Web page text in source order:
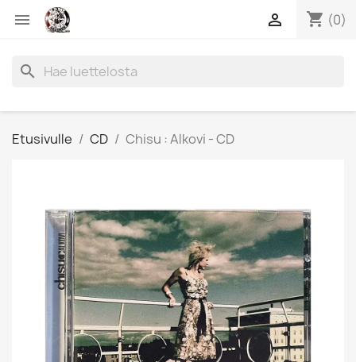
 shopping_cart (0)

search
Etusivulle CD Chisu : Alkovi - CD